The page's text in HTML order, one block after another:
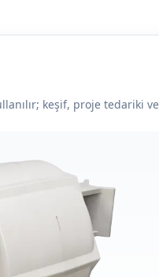
keşif, proje tedariki